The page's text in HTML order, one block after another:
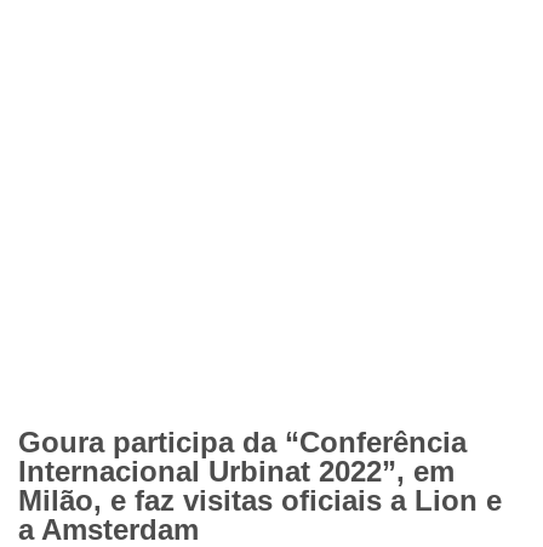
Goura participa da “Conferência
Internacional Urbinat 2022”, em
Milão, e faz visitas oficiais a Lion e
a Amsterdam